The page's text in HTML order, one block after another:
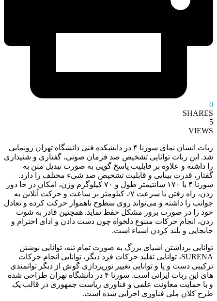
0
SHARES
5
VIEWS
ربات انسان نمای سورنا ۴ در دانشکده فنی دانشگاه تهران رونمایی
شد. این ربات توانایی تشخیص صد فرمان صوتی، گفتاری و شنیداری
را داشته و علاوه بر قابلیت پاسخ گویی به صورت تبدیل متن به
گفتار، قدرت بینایی و قابلیت تشخیص صد شیء مختلف را دارد.
سورنا ۴ با ۱۷۰ سانتیمتر طول و ۷۰ کیلوگرم وزن، امکان در جا دور
زدن، راه رفتن با سرعت ۷/. کیلومتر بر ساعت و حرکت آنلاین به
جوانب را داشته و می‌تواند روی سطوح ناهموار حرکت کرده و تعادل
خود را در صورت بروز مشکل حفظ نماید. همچنین قادر به شوت
زدن، انجام حرکات متنوع دلخواه چون دست دادن و ادای احترام و
جابجایی و بلند کردن اشیاء است.
توانایی برداشتن اشیای بزرگ به صورت تمام تنه، توانایی نوشتن
SURENA، توانایی تقلید حرکات فرد دیگر، توانایی انجام حرکات
ترکیبی دست و پا و توانایی تغییر نورپردازی گوش از دیگر توانمندی
های این ربات ایرانی است. سورنا ۴ در دانشگاه تهران طراحی شده
و با حمایت معاونت علمی و فناوری ریاست جمهوری در قالب یک
طرح کلان ملی فناوری اجرایی شده است.